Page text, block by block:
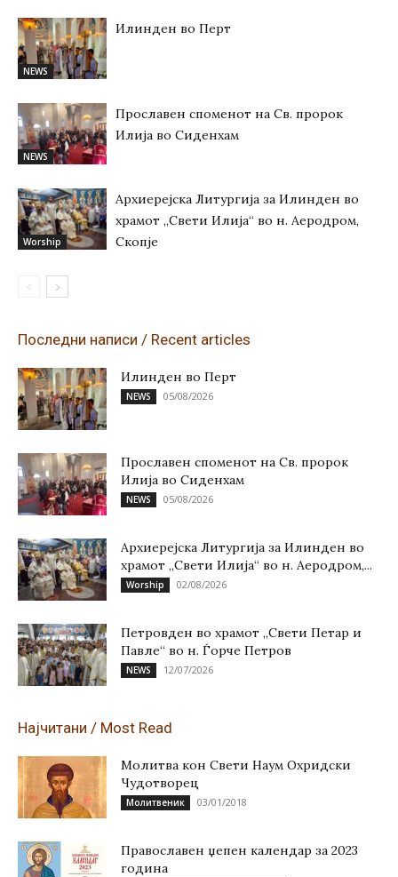
NEWS
Илинден во Перт
NEWS
Прославен споменот на Св. пророк
Илија во Сиденхам
Worship
Архиерејска Литургија за Илинден во
храмот „Свети Илија“ во н. Аеродром,
Скопје
Последни написи / Recent articles
Илинден во Перт
NEWS 05/08/2026
Прославен споменот на Св. пророк
Илија во Сиденхам
NEWS 05/08/2026
Архиерејска Литургија за Илинден во
храмот „Свети Илија“ во н. Аеродром,...
Worship 02/08/2026
Петровден во храмот „Свети Петар и
Павле“ во н. Ѓорче Петров
NEWS 12/07/2026
Најчитани / Most Read
Молитва кон Свети Наум Охридски
Чудотворец
Молитвеник 03/01/2018
Православен џепен календар за 2023
година